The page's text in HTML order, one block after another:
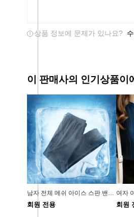
상품 정보에 문제가 있나요?
이 판매사의 인기상품이
남자 전체 메쉬 아이스 스판 밴딩팬츠 쿨바지 짐웨어
회원 전용
회원